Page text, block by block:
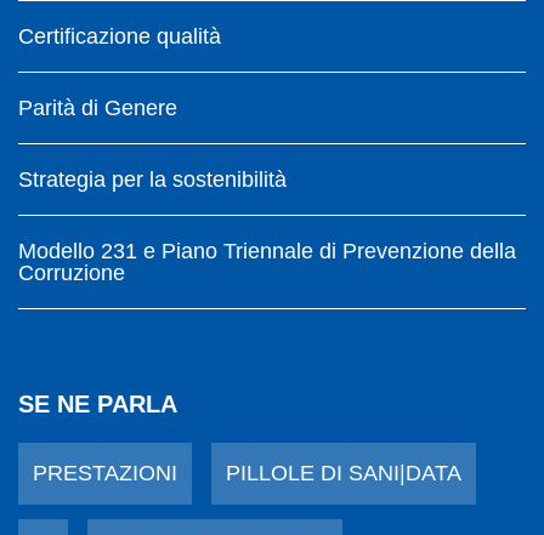
Certificazione qualità
Parità di Genere
Strategia per la sostenibilità
Modello 231 e Piano Triennale di Prevenzione della
Corruzione
SE NE PARLA
PRESTAZIONI PILLOLE DI SANI|DATA